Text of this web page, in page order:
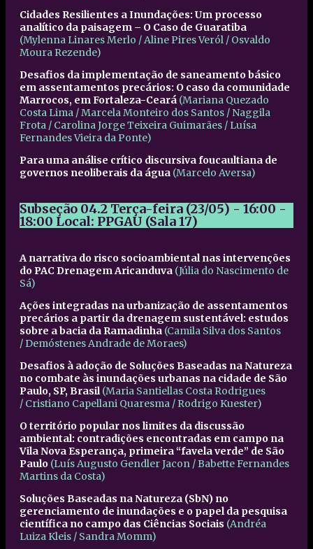
Cidades Resilientes a Inundações: Um processo
analítico da paisagem – O Caso de Guaratiba
(Mylenna Linares Merlo / Aline Pires Veról / Osvaldo
Moura Rezende)
Desafios da implementação de saneamento básico
em assentamentos precários: O caso da comunidade
Marrocos, em Fortaleza-Ceará (Mariana Quezado
Costa Lima / Marcela Monteiro dos Santos / Naggila
Frota / Carolina Jorge Teixeira Guimarães / Luísa
Fernandes Vieira da Ponte)
Para uma análise crítico discursiva foucaultiana de
governos neoliberais da água (Marcelo Aversa)
Subseção 04.2 Terça-feira (23/05) - 16:00 -
18:00 Local: PPGAU (Sala 17)
A narrativa do risco socioambiental nas intervenções
do PAC Drenagem Aricanduva (Júlia do Nascimento de
Sá)
Ações integradas na urbanização de assentamentos
precários a partir da drenagem sustentável: estudos
sobre a bacia da Ramadinha (Camila Silva dos Santos
/Demóstenes Andrade de Moraes)
Desafios à adoção de Soluções Baseadas na Natureza
no combate às inundações urbanas na cidade de São
Paulo, SP, Brasil (Maria Santiellas Costa Rodrigues
/ Cristiano Capellani Quaresma / Rodrigo Kuester)
O território popular nos limites da discussão
ambiental: contradições encontradas em campo na
Vila Nova Esperança, primeira “favela verde” de São
Paulo (Luís Augusto Gendler Jacon /Babette Fernandes
Martins da Costa)
Soluções Baseadas na Natureza (SbN) no
gerenciamento de inundações e o papel da pesquisa
científica no campo das Ciências Sociais (Andréa
Luiza Kleis / Sandra Momm)